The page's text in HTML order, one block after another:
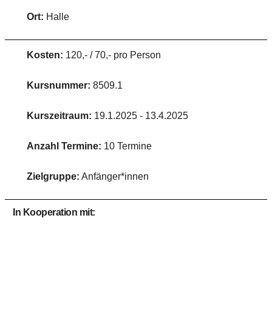
Ort: Halle
Kosten: 120,- / 70,- pro Person
Kursnummer: 8509.1
Kurszeitraum: 19.1.2025 - 13.4.2025
Anzahl Termine: 10 Termine
Zielgruppe: Anfänger*innen
In Kooperation mit: